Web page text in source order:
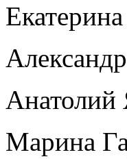
Анатолий
Марина